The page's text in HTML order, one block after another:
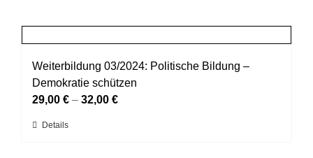
Varianten
auf.
Die
Optionen
auf
Weiterbildung 03/2024: Politische Bildung –
Demokratie schützen
29,00 € – 32,00 €
Dieses
Details